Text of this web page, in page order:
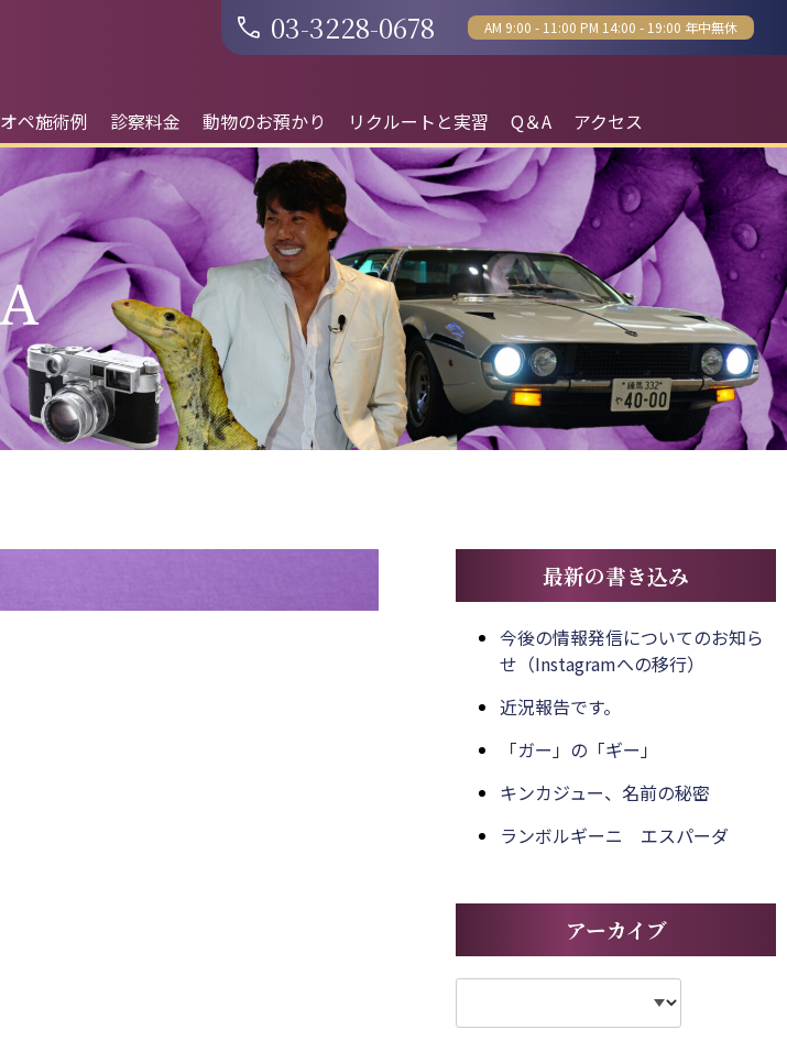
03-3228-0678 AM 9:00 - 11:00 PM 14:00 - 19:00 年中無休
オペ施術例 診察料金 動物のお預かり リクルートと実習 Q＆A アクセス
最新の書き込み
今後の情報発信についてのお知ら
せ（Instagramへの移行）
近況報告です。
「ガー」の「ギー」
キンカジュー、名前の秘密
ランボルギーニ エスパーダ
アーカイブ